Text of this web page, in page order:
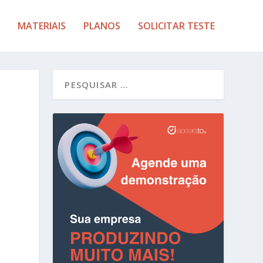
MATERIAIS PLANOS SOLICITAR TESTE